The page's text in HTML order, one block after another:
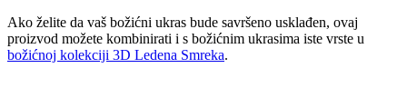
Ako želite da vaš božićni ukras bude savršeno usklađen, ovaj
proizvod možete kombinirati i s božićnim ukrasima iste vrste u
božićnoj kolekciji 3D Ledena Smreka.